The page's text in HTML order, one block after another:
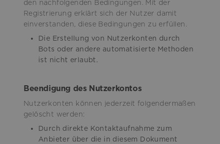
den nachfolgenden Bedingungen. Mit der
Registrierung erklärt sich der Nutzer damit
einverstanden, diese Bedingungen zu erfüllen.
Die Erstellung von Nutzerkonten durch
Bots oder andere automatisierte Methoden
ist nicht erlaubt.
Beendigung des Nutzerkontos
Nutzerkonten können jederzeit folgendermaßen
gelöscht werden:
Durch direkte Kontaktaufnahme zum
Anbieter über die in diesem Dokument